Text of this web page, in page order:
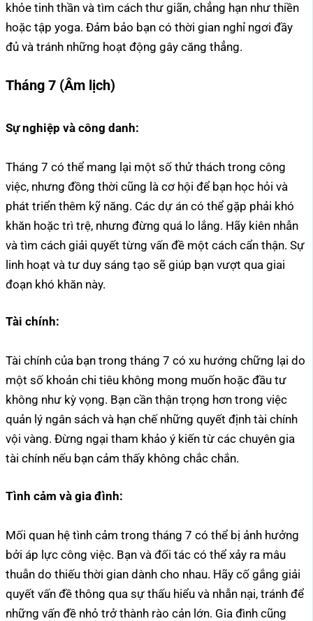
khỏe tinh thần và tìm cách thư giãn, chẳng hạn như thiền
hoặc tập yoga. Đảm bảo bạn có thời gian nghỉ ngơi đầy
đủ và tránh những hoạt động gây căng thẳng.
Tháng 7 (Âm lịch)
Sự nghiệp và công danh:
Tháng 7 có thể mang lại một số thử thách trong công
việc, nhưng đồng thời cũng là cơ hội để bạn học hỏi và
phát triển thêm kỹ năng. Các dự án có thể gặp phải khó
khăn hoặc trì trệ, nhưng đừng quá lo lắng. Hãy kiên nhẫn
và tìm cách giải quyết từng vấn đề một cách cẩn thận. Sự
linh hoạt và tư duy sáng tạo sẽ giúp bạn vượt qua giai
đoạn khó khăn này.
Tài chính:
Tài chính của bạn trong tháng 7 có xu hướng chững lại do
một số khoản chi tiêu không mong muốn hoặc đầu tư
không như kỳ vọng. Bạn cần thận trọng hơn trong việc
quản lý ngân sách và hạn chế những quyết định tài chính
vội vàng. Đừng ngại tham khảo ý kiến từ các chuyên gia
tài chính nếu bạn cảm thấy không chắc chắn.
Tình cảm và gia đình:
Mối quan hệ tình cảm trong tháng 7 có thể bị ảnh hưởng
bởi áp lực công việc. Bạn và đối tác có thể xảy ra mâu
thuẫn do thiếu thời gian dành cho nhau. Hãy cố gắng giải
quyết vấn đề thông qua sự thấu hiểu và nhẫn nại, tránh để
những vấn đề nhỏ trở thành rào cản lớn. Gia đình cũng